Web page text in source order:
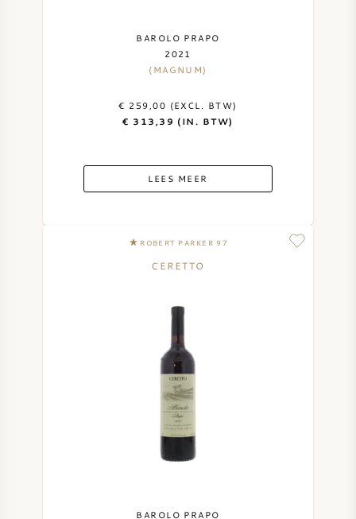
BAROLO PRAPO
2021
(MAGNUM)
€ 259,00 (EXCL. BTW)
€ 313,39 (IN. BTW)
LEES MEER
ROBERT PARKER 97
CERETTO
BAROLO PRAPO